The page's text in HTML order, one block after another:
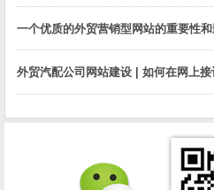
一个优质的外贸营销型网站的重要性
外贸汽配公司网站建设 | 如何在网上接